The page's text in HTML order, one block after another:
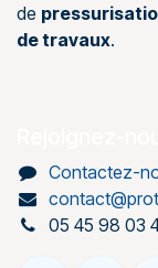
de
de travaux.
Contactez-
05 45 98 03